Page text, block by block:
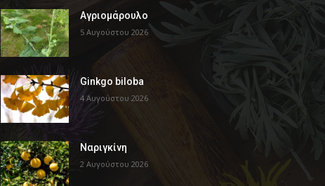
Αγριομάρουλο
5 Αυγούστου 2026
Ginkgo biloba
4 Αυγούστου 2026
Ναριγκίνη
2 Αυγούστου 2026